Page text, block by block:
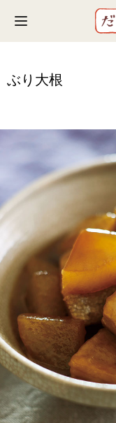
Toggle navigation
ぶり大根